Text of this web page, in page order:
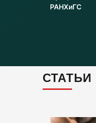
РАНХиГС
СТАТЬИ